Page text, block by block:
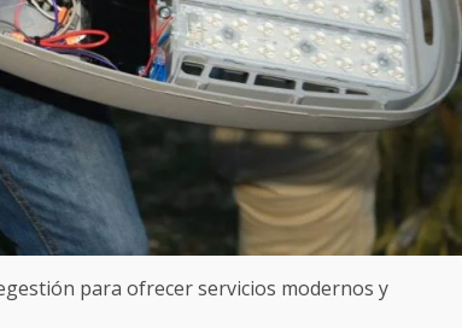
para ofrecer servicios modernos y